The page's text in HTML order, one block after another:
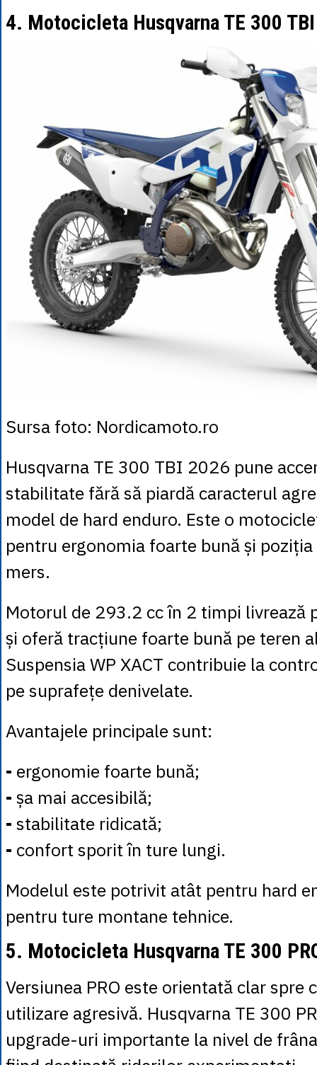
4. Motocicleta Husqvarna TE 300
Sursa foto: Nordicamoto.ro
Husqvarna TE 300 TBI 2026 pune
stabilitate fără să piardă caracterul
model de hard enduro. Este o
pentru ergonomia foarte bună și
mers.
Motorul de 293.2 cc în 2 timpi livrează
și oferă tracțiune foarte bună pe teren
Suspensia WP XACT contribuie la
pe suprafețe denivelate.
Avantajele principale sunt:
- ergonomie foarte bună;
- șa mai accesibilă;
- stabilitate ridicată;
- confort sporit în ture lungi.
Modelul este potrivit atât pentru hard
pentru ture montane tehnice.
5. Motocicleta Husqvarna TE 300
Versiunea PRO este orientată clar spre
utilizare agresivă. Husqvarna TE 300
upgrade-uri importante la nivel de